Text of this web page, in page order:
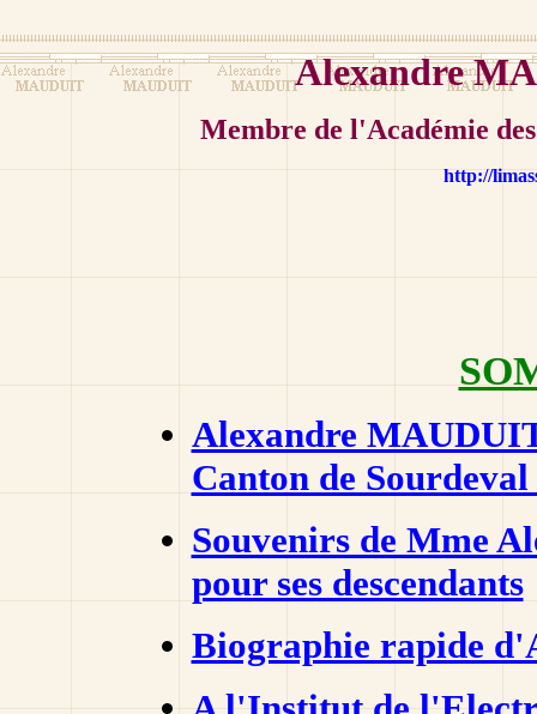
Alexandre
Membre de l'Académie
http://
Alexandre
Canton de
Souvenirs de Mme
pour ses descendants
Biographie rapide